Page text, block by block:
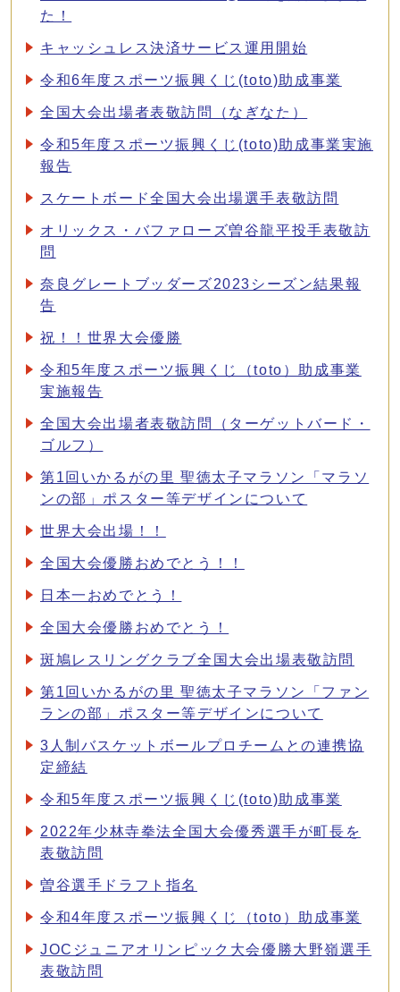
た！
キャッシュレス決済サービス運用開始
令和6年度スポーツ振興くじ(toto)助成事業
全国大会出場者表敬訪問（なぎなた）
令和5年度スポーツ振興くじ(toto)助成事業実施
報告
スケートボード全国大会出場選手表敬訪問
オリックス・バファローズ曽谷龍平投手表敬訪
問
奈良グレートブッダーズ2023シーズン結果報
告
祝！！世界大会優勝
令和5年度スポーツ振興くじ（toto）助成事業
実施報告
全国大会出場者表敬訪問（ターゲットバード・
ゴルフ）
第1回いかるがの里 聖徳太子マラソン「マラソ
ンの部」ポスター等デザインについて
世界大会出場！！
全国大会優勝おめでとう！！
日本一おめでとう！
全国大会優勝おめでとう！
斑鳩レスリングクラブ全国大会出場表敬訪問
第1回いかるがの里 聖徳太子マラソン「ファン
ランの部」ポスター等デザインについて
3人制バスケットボールプロチームとの連携協
定締結
令和5年度スポーツ振興くじ(toto)助成事業
2022年少林寺拳法全国大会優秀選手が町長を
表敬訪問
曽谷選手ドラフト指名
令和4年度スポーツ振興くじ（toto）助成事業
JOCジュニアオリンピック大会優勝大野嶺選手
表敬訪問